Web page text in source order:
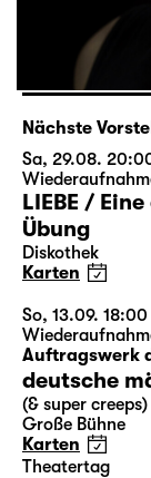
Nächste
Sa, 29.08.
LIEBE /
Übung
Diskothek
Karten
So, 13.09.
Auftragswerk
deutsche
(& super creeps)
Große Bühne
Karten
Theatertag